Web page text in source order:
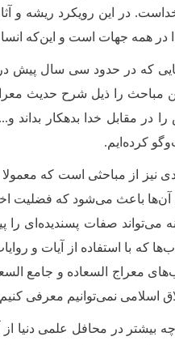
خداست. در این رویکرد ریشه و
در همه جهات است و این‌که
که در حدود سی سال پیش
مباحث را ذیل شرح حدیث
را در مقابل خدا بدهکار
کرده‌ایم.
نیز از مباحثی است که
آن‌ها باعث می‌شود که فضلیت
می‌تواند صفات پسندیده‌ای را
که با استفاده از آیات و
معراج السعاده و جامع
اسلامی نمی‌توانیم معرفی
بیشتر در محافل علمی